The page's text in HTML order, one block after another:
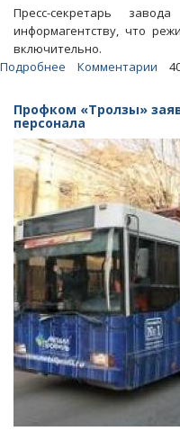
Пресс-секретарь
информагентству, что
включительно.
Подробнее
«Тролзе»
продлили
режим
простоя
до
19
августа
Комментарии
Профком «Тролзы»
персонала